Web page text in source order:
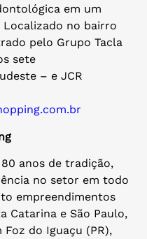
em um
no bairro
pelo Grupo Tacla
sete
– e JCR
anos de tradição,
no setor em todo
empreendimentos
Catarina e São Paulo,
do Iguaçu (PR),